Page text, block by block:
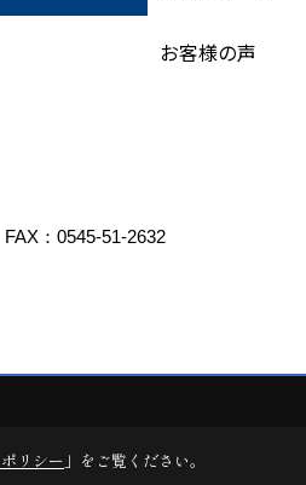
お客様の声
FAX：0545-51-2632
リシー 」をご覧ください。